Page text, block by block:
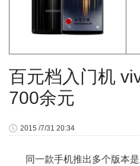
百元档入门机
700余元
2015 /7/31 20:34
同一款手机推出多个版本